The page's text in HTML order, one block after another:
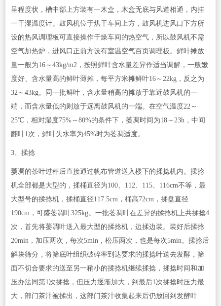
呈程度状，槽中部上方装有一木盒，木盒无底与风道相通，内挂
一干湿温度计。鼓风机位于烘干车间上方，鼓风机进风口下方所
设的热风调理板可直接操作干燥车间的热空气，所以鼓风机不需
空气加热炉，进风口正前方设有室温空气百页调理板。鲜叶摊放
量一般为16～43kg/m2，按照鲜叶含水量差异作适当调解，一般嫩
度好、含水量高的鲜叶薄摊，每平方米摊鲜叶16～22kg，反之为
32～43kg。同一批鲜叶，含水量稍高的摊放于靠近鼓风机的一
端，而含水量低的则放于远离鼓风机的一端。在空气温度22～
25℃，相对湿度75%～80%的条件下，萎凋时间为18～23h，中间
翻叶1次，鲜叶失水率为45%时为萎凋适度。
3、揉捻
萎凋的茶叶过秤后直接通过帆布管道送入楼下的揉捻机内。揉捻
机全部都是大型的，揉桶直径为100、112、115、116cm不等，最
大型号的揉捻机，揉桶直径117.5cm，桶高72cm，揉盘直径
190cm，可盛萎凋叶325kg。一批萎凋叶在差异的揉捻机上共揉捻4
次，首先将萎凋叶送入最大型的揉捻机，边揉边装。装好后揉捻
20min，加压两次，每次5min，松压两次，也是每次5min。揉捻后
解块筛分，将筛底叶组织破碎率到达要求的揉捻叶送去发酵，筛
面不切合要求的送至另一稍小的揉捻机继续揉捻，揉捻时间和加
压办法同第1次揉捻，但压力逐渐加大，到最后1次揉捻时压力最
大，部门茶汁被揉出，这部门茶汁收集起来后仍放回到发酵叶